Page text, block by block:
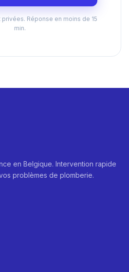
privées. Réponse en moins de 15
min.
en Belgique. Intervention rapide
problèmes de plomberie.